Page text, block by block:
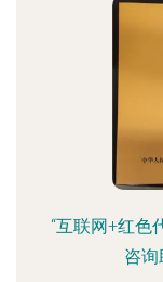
“互联网+红色
咨询